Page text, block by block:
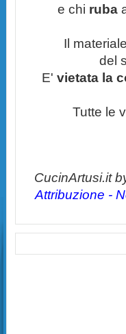
e chi ruba
Il
del
E' vietata la
Tutte le
CucinArtusi.it
Attribuzione -